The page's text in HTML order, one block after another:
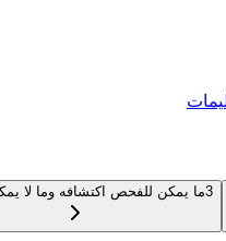
3ما يمكن للفحص اكتشافه وما لا